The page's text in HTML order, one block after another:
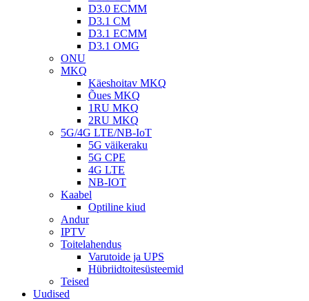
D3.0 ECMM
D3.1 CM
D3.1 ECMM
D3.1 OMG
ONU
MKQ
Käeshoitav MKQ
Õues MKQ
1RU MKQ
2RU MKQ
5G/4G LTE/NB-IoT
5G väikeraku
5G CPE
4G LTE
NB-IOT
Kaabel
Optiline kiud
Andur
IPTV
Toitelahendus
Varutoide ja UPS
Hübriidtoitesüsteemid
Teised
Uudised